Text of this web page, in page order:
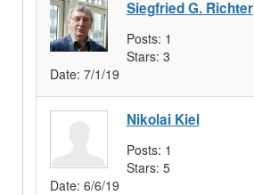
Siegfried G. Richter
Posts: 1
Stars: 3
Date: 7/1/19
Nikolai Kiel
Posts: 1
Stars: 5
Date: 6/6/19